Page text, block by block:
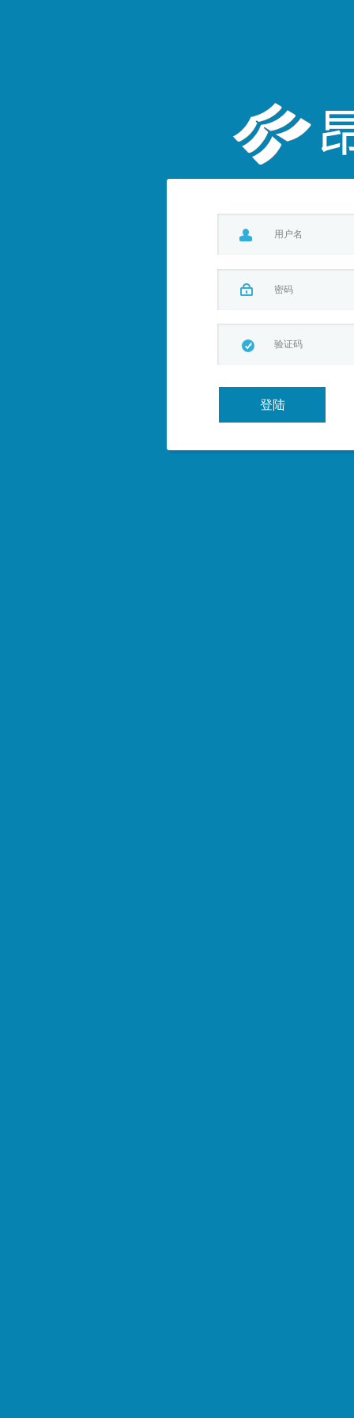
用户名
密码
验证码